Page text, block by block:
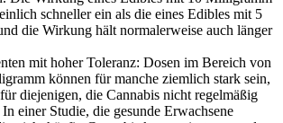
schneller ein als die eines Edibles mit 5
die Wirkung hält normalerweise auch länger
mit hoher Toleranz: Dosen im Bereich von
können für manche ziemlich stark sein,
diejenigen, die Cannabis nicht regelmäßig
einer Studie, die gesunde Erwachsene